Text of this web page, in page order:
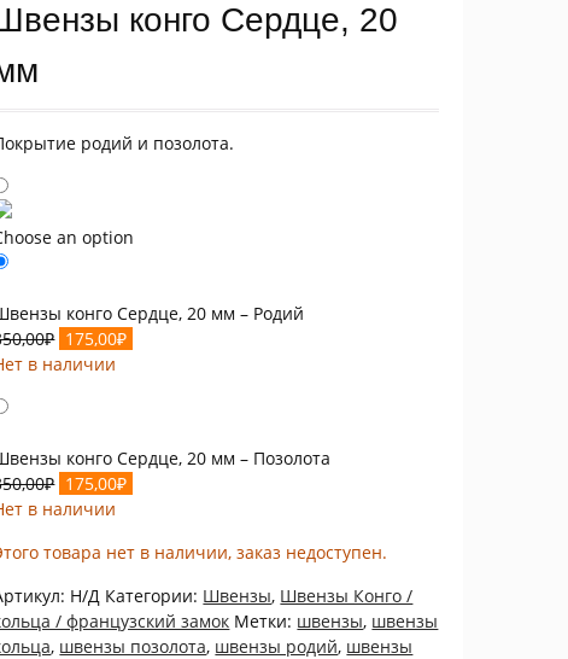
конго Сердце, 20
родий и позолота.
an option
конго Сердце, 20 мм – Родий
₽ Первоначальная
цена
175,00₽
в наличии
конго Сердце, 20 мм – Позолота
₽ Первоначальная
цена
350,00₽.
175,00₽
в наличии
товара нет в наличии, заказ недоступен.
Н/Д Категории: Швензы, Швензы Конго /
/ французский замок Метки: швензы, швензы
, швензы позолота, швензы родий, швензы